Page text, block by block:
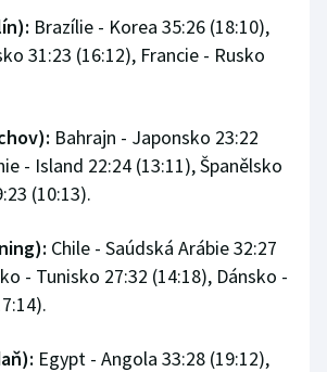
Brazílie - Korea 35:26 (18:10),
31:23 (16:12), Francie - Rusko
Bahrajn - Japonsko 23:22
- Island 22:24 (13:11), Španělsko
(10:13).
Chile - Saúdská Arábie 32:27
- Tunisko 27:32 (14:18), Dánsko -
Egypt - Angola 33:28 (19:12),